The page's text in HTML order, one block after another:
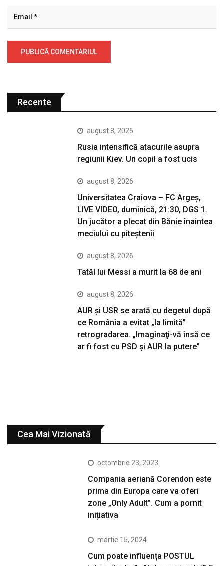
Recente
august 8, 2026
Rusia intensifică atacurile asupra
regiunii Kiev. Un copil a fost ucis
august 8, 2026
Universitatea Craiova – FC Argeș,
LIVE VIDEO, duminică, 21:30, DGS 1.
Un jucător a plecat din Bănie înaintea
meciului cu piteștenii
august 8, 2026
Tatăl lui Messi a murit la 68 de ani
august 8, 2026
AUR și USR se arată cu degetul după
ce România a evitat „la limită”
retrogradarea. „Imaginaţi-vă însă ce
ar fi fost cu PSD şi AUR la putere”
Cea Mai Vizionată
octombrie 23, 2023
Compania aeriană Corendon este
prima din Europa care va oferi
zone „Only Adult”. Cum a pornit
inițiativa
martie 15, 2024
Cum poate influența POSTUL